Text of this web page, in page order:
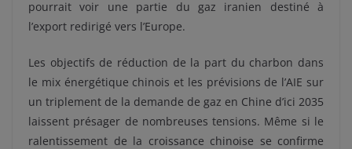
pourrait voir une partie du gaz iranien destiné à
l’export redirigé vers l’Europe.
Les objectifs de réduction de la part du charbon dans
le mix énergétique chinois et les prévisions de l’AIE sur
un triplement de la demande de gaz en Chine d’ici 2035
laissent présager de nombreuses tensions. Même si le
ralentissement de la croissance chinoise se confirme